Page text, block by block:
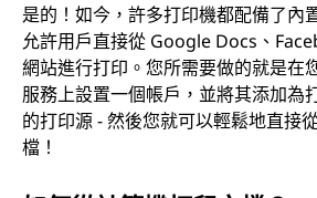
是的！如今，許多打印機都配備了內
允許用戶直接從 Google Docs、
網站進行打印。您所需要做的就是在
服務上設置一個帳戶，並將其添加為
的打印源 - 然後您就可以輕鬆地直接
檔！